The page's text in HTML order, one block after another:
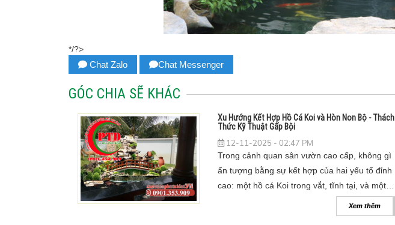
*/?>
Chat Zalo Chat Messenger
GÓC CHIA SẼ KHÁC
Xu Hướng Kết Hợp Hồ Cá Koi và Hòn Non Bộ - Thách
Thức Kỹ Thuật Gấp Bội
12-11-2025 - 02:47 PM
Trong cảnh quan sân vườn cao cấp, không gì
ấn tượng bằng sự kết hợp của hai yếu tố đỉnh
cao: một hồ cá Koi trong vắt, tĩnh tại, và một
hòn non bộ hùng vĩ, với dòng thác chảy róc
Xem thêm